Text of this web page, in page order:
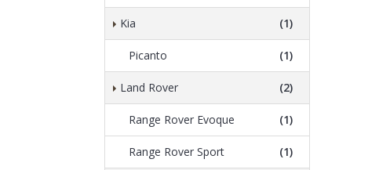
Kia (1)
Picanto (1)
Land Rover (2)
Range Rover Evoque (1)
Range Rover Sport (1)